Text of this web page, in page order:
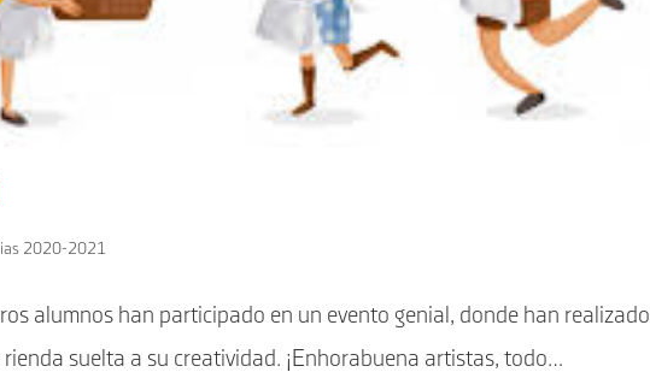
2020-2021
alumnos han participado en un evento genial, donde han realizado
suelta a su creatividad. ¡Enhorabuena artistas, todo…